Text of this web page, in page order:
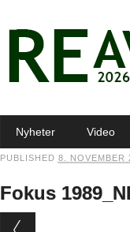
Main menu
Nyheter Video
PUBLISHED 8. NOVEMBER
Fokus